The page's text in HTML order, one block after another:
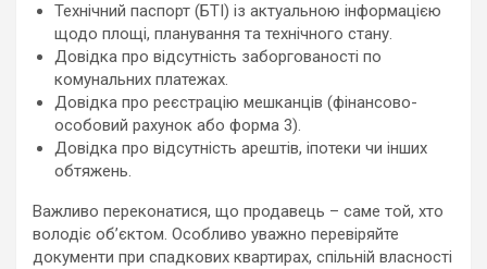
Технічний паспорт (БТІ) із актуальною інформацією
щодо площі, планування та технічного стану.
Довідка про відсутність заборгованості по
комунальних платежах.
Довідка про реєстрацію мешканців (фінансово-
особовий рахунок або форма 3).
Довідка про відсутність арештів, іпотеки чи інших
обтяжень.
Важливо переконатися, що продавець – саме той, хто
володіє об’єктом. Особливо уважно перевіряйте
документи при спадкових квартирах, спільній власності